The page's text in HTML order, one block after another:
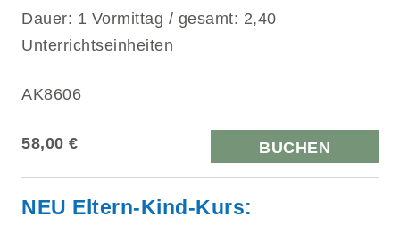
Dauer: 1 Vormittag / gesamt: 2,40
Unterrichtseinheiten
AK8606
58,00 € BUCHEN
NEU Eltern-Kind-Kurs: